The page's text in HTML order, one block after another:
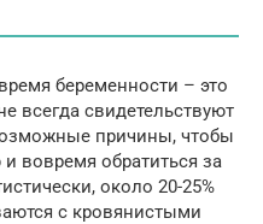
беременности – это
всегда свидетельствуют
причины, чтобы
вовремя обратиться за
около 20-25%
с кровянистыми